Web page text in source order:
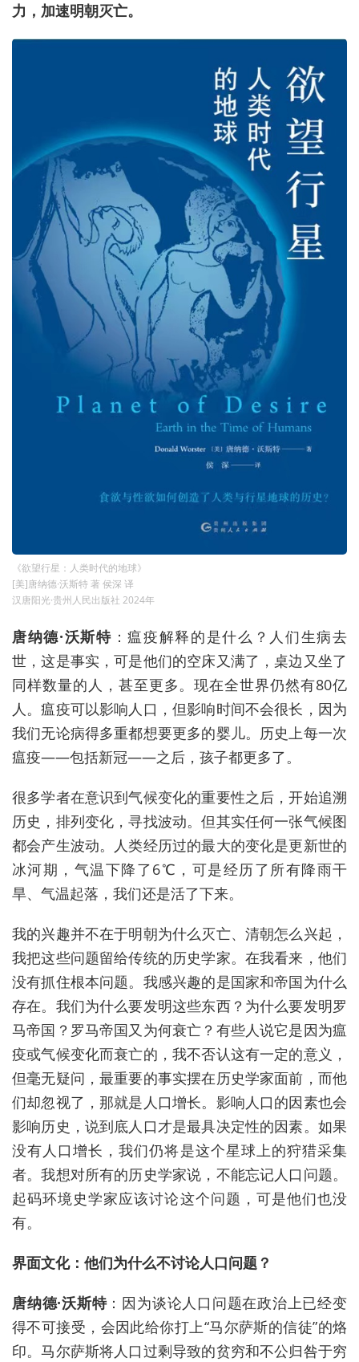
力，加速明朝灭亡。
《欲望行星：人类时代的地球》
[美]唐纳德·沃斯特 著 侯深 译
汉唐阳光·贵州人民出版社 2024年
唐纳德·沃斯特 ：瘟疫解释的是什么？人们生病去
世，这是事实，可是他们的空床又满了，桌边 又坐了
同样数量的人，甚至更多。现在全世界仍然有80亿
人。瘟疫可以影响人口， 但影响时间不会很长，因为
我们无论病得多重都想要更多的婴儿。历史上每一次
瘟疫——包括新冠——之后，孩子都更多了。
很多学者在意识到气候变化的重要性之后，开始追溯
历史，排列变化，寻找波动。但其实任何一张气候图
都会产生波动。人类经历过的最大的变化是更新世的
冰河期，气温下降了6℃，可是经历了所有降雨干
旱、 气温起落，我们还是活了下来。
我的兴趣并不在于明朝为什么灭亡、 清朝怎么兴起 ，
我把这些问题留给传统的历史学家。在我看来，他们
没有抓住根本问题。我感兴趣的是国家和帝国为什么
存在。我们为什么要发明这些东西？为什么要发明罗
马帝国？罗马帝国又为何衰亡？有些人说它是因为瘟
疫或气候变化而衰亡的，我不否认这有一定的意义，
但毫无疑问，最重要的事实摆在历史学家面前，而他
们却忽视了，那就是人口增长。影响人口的因素也会
影响历史 ，说到底人口才是最具决定性的因素。如果
没有人口增长，我们仍将是这个星球上的狩猎采集
者。我想对所有的历史学家说，不能忘记人口问题。
起码环境史学家应该讨论这个问题，可是他们也没
有。
界面文化：他们为什么不讨论人口问题？
唐纳德·沃斯特：因为谈论人口问题在政治上已经变
得不可接受，会因此给你打上“马尔萨斯的信徒”的烙
印。马尔萨斯将人口过剩导致的贫穷和不公归咎于穷